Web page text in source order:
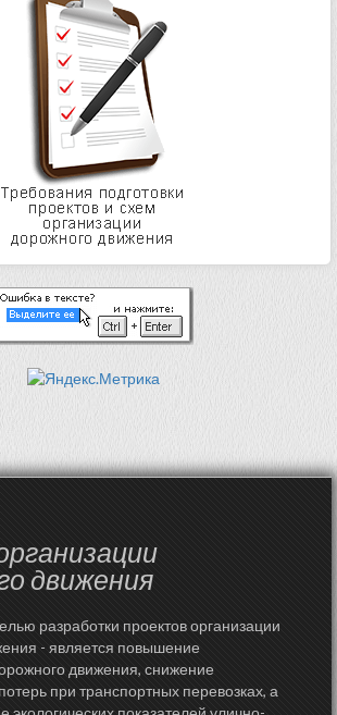
движения
разработки проектов организации
- является повышение
движения, снижение
при транспортных перевозках, а